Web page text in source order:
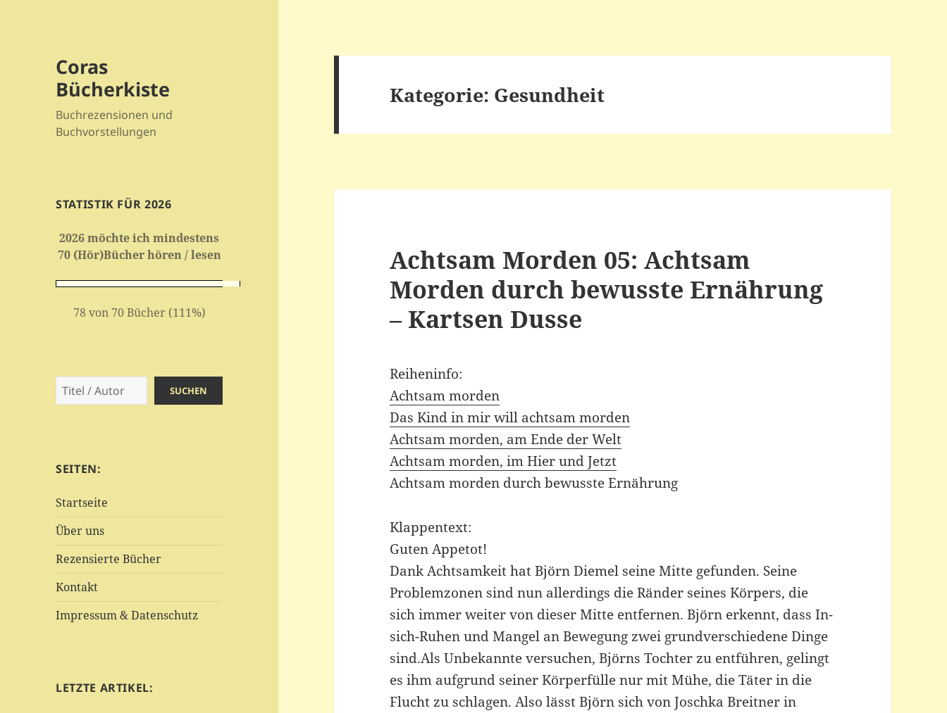
Coras
Bücherkiste
Buchrezensionen und
Buchvorstellungen
STATISTIK FÜR 2026
2026 möchte ich mindestens
70 (Hör)Bücher hören / lesen
78 von 70 Bücher (111%)
Suchen SUCHEN
SEITEN:
Startseite
Über uns
Rezensierte Bücher
Kontakt
Impressum & Datenschutz
LETZTE ARTIKEL:
Kategorie: Gesundheit
Achtsam Morden 05: Achtsam
Morden durch bewusste Ernährung
– Kartsen Dusse
Reiheninfo:
Achtsam morden
Das Kind in mir will achtsam morden
Achtsam morden, am Ende der Welt
Achtsam morden, im Hier und Jetzt
Achtsam morden durch bewusste Ernährung
Klappentext:
Guten Appetot!
Dank Achtsamkeit hat Björn Diemel seine Mitte gefunden. Seine
Problemzonen sind nun allerdings die Ränder seines Körpers, die
sich immer weiter von dieser Mitte entfernen. Björn erkennt, dass In-
sich-Ruhen und Mangel an Bewegung zwei grundverschiedene Dinge
sind.Als Unbekannte versuchen, Björns Tochter zu entführen, gelingt
es ihm aufgrund seiner Körperfülle nur mit Mühe, die Täter in die
Flucht zu schlagen. Also lässt Björn sich von Joschka Breitner in